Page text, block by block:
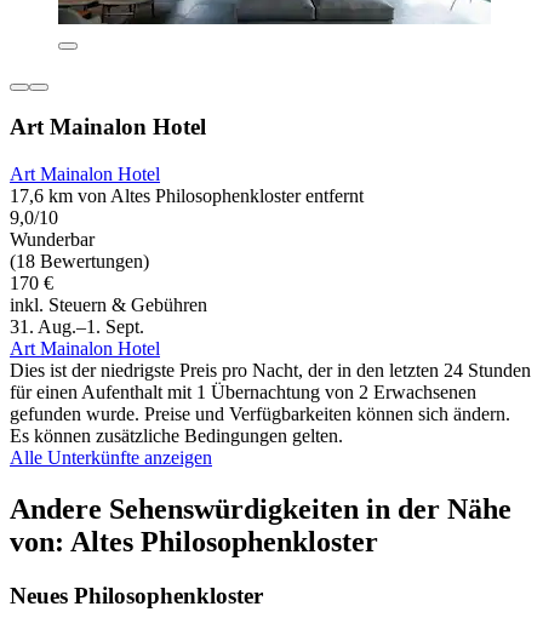
Art Mainalon Hotel
Art Mainalon Hotel
17,6 km von Altes Philosophenkloster entfernt
9,0/10
Wunderbar
(18 Bewertungen)
170 €
inkl. Steuern & Gebühren
31. Aug.–1. Sept.
Art Mainalon Hotel
Dies ist der niedrigste Preis pro Nacht, der in den letzten 24 Stunden
für einen Aufenthalt mit 1 Übernachtung von 2 Erwachsenen
gefunden wurde. Preise und Verfügbarkeiten können sich ändern.
Es können zusätzliche Bedingungen gelten.
Alle Unterkünfte anzeigen
Andere Sehenswürdigkeiten in der Nähe
von: Altes Philosophenkloster
Neues Philosophenkloster